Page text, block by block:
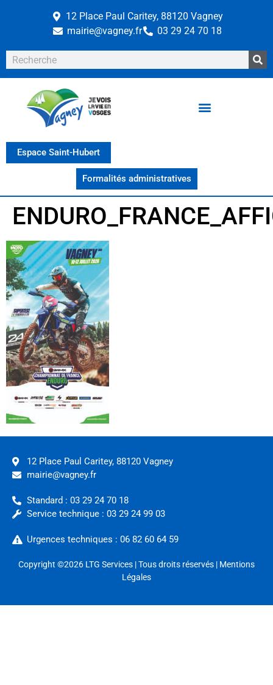
12 Place Paul Caritey, 88120 Vagney
mairie@vagney.fr
03 29 24 70 18
Espace Saint-Hubert
Formalités administratives
12 Place Paul Caritey, 88120 Vagney
mairie@vagney.fr
Standard : 03 29 24 70 18
Service technique : 03 29 24 99 03
Urgences techniques : 06 82 60 64 59
Copyright ©2026 LTG Services | Tous droits réservés | Mentions
Légales